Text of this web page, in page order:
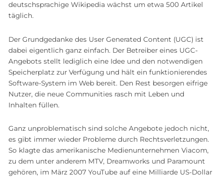
deutschsprachige Wikipedia wächst um etwa 500 Artikel
täglich.
Der Grundgedanke des User Generated Content (UGC) ist
dabei eigentlich ganz einfach. Der Betreiber eines UGC-
Angebots stellt lediglich eine Idee und den notwendigen
Speicherplatz zur Verfügung und hält ein funktionierendes
Software-System im Web bereit. Den Rest besorgen eifrige
Nutzer, die neue Communities rasch mit Leben und
Inhalten füllen.
Ganz unproblematisch sind solche Angebote jedoch nicht,
es gibt immer wieder Probleme durch Rechtsverletzungen.
So klagte das amerikanische Medienunternehmen Viacom,
zu dem unter anderem MTV, Dreamworks und Paramount
gehören, im März 2007 YouTube auf eine Milliarde US-Dollar